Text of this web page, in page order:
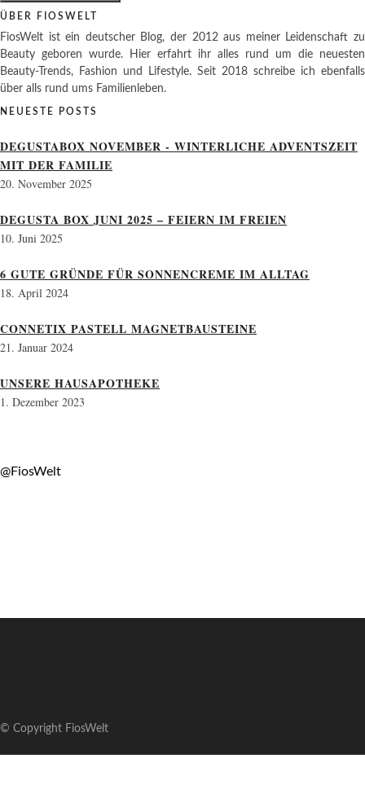
ÜBER FIOSWELT
FiosWelt ist ein deutscher Blog, der 2012 aus meiner Leidenschaft zu
Beauty geboren wurde. Hier erfahrt ihr alles rund um die neuesten
Beauty-Trends, Fashion und Lifestyle. Seit 2018 schreibe ich ebenfalls
über alls rund ums Familienleben.
NEUESTE POSTS
DEGUSTABOX NOVEMBER - WINTERLICHE ADVENTSZEIT
MIT DER FAMILIE
20. November 2025
DEGUSTA BOX JUNI 2025 – FEIERN IM FREIEN
10. Juni 2025
6 GUTE GRÜNDE FÜR SONNENCREME IM ALLTAG
18. April 2024
CONNETIX PASTELL MAGNETBAUSTEINE
21. Januar 2024
UNSERE HAUSAPOTHEKE
1. Dezember 2023
@FiosWelt
© Copyright FiosWelt